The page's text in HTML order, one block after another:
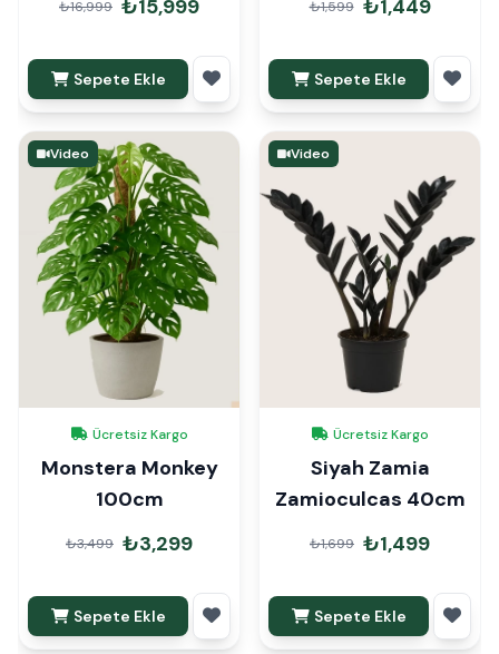
₺16,999 ₺15,999
Sepete Ekle
₺1,599 ₺1,449
Sepete Ekle
Video
Ücretsiz Kargo
Monstera Monkey
100cm
₺3,499 ₺3,299
Sepete Ekle
Video
Ücretsiz Kargo
Siyah Zamia
Zamioculcas 40cm
₺1,699 ₺1,499
Sepete Ekle